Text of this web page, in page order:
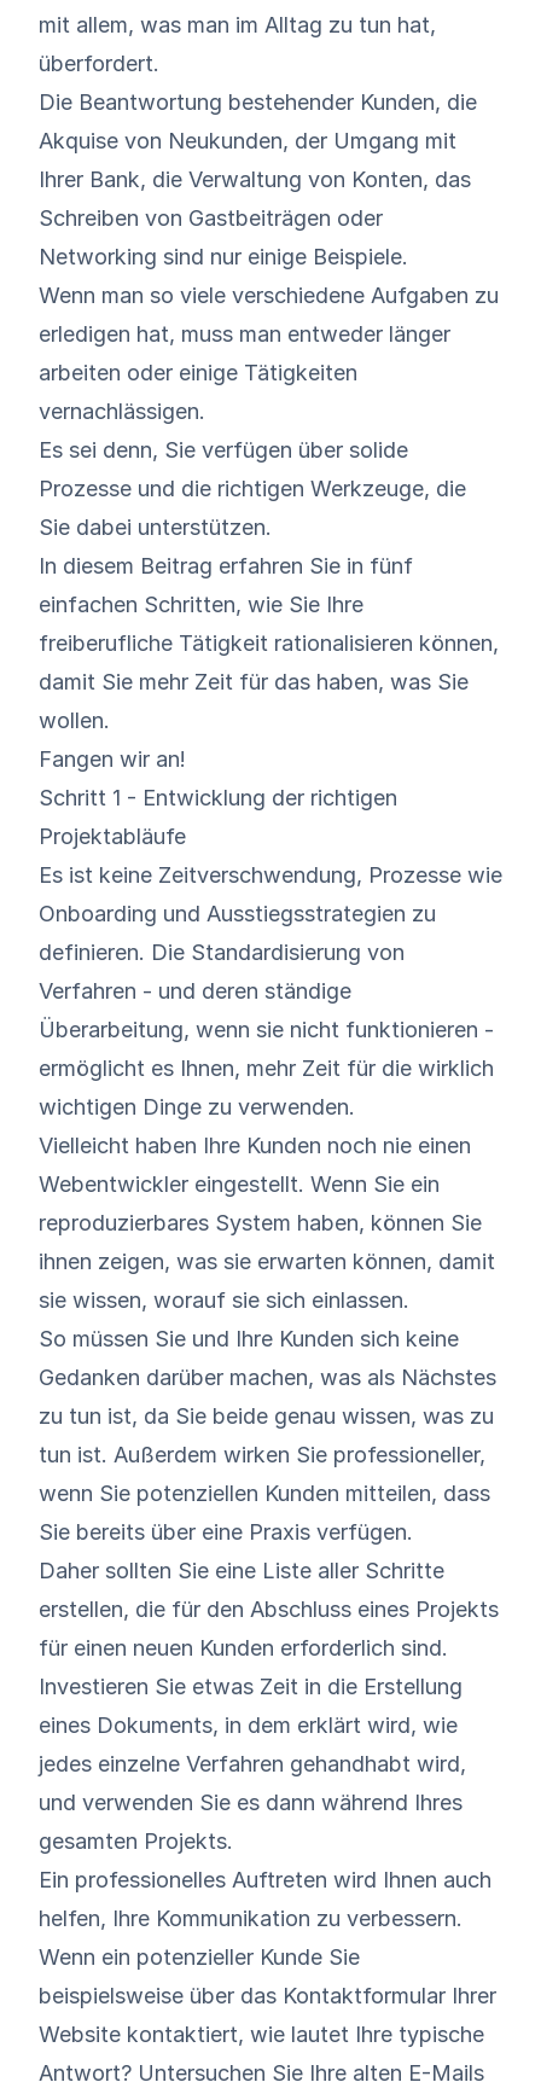
mit allem, was man im Alltag zu tun hat,
überfordert.
Die Beantwortung bestehender Kunden, die
Akquise von Neukunden, der Umgang mit
Ihrer Bank, die Verwaltung von Konten, das
Schreiben von Gastbeiträgen oder
Networking sind nur einige Beispiele.
Wenn man so viele verschiedene Aufgaben zu
erledigen hat, muss man entweder länger
arbeiten oder einige Tätigkeiten
vernachlässigen.
Es sei denn, Sie verfügen über solide
Prozesse und die richtigen Werkzeuge, die
Sie dabei unterstützen.
In diesem Beitrag erfahren Sie in fünf
einfachen Schritten, wie Sie Ihre
freiberufliche Tätigkeit rationalisieren können,
damit Sie mehr Zeit für das haben, was Sie
wollen.
Fangen wir an!
Schritt 1 - Entwicklung der richtigen
Projektabläufe
Es ist keine Zeitverschwendung, Prozesse wie
Onboarding und Ausstiegsstrategien zu
definieren. Die Standardisierung von
Verfahren - und deren ständige
Überarbeitung, wenn sie nicht funktionieren -
ermöglicht es Ihnen, mehr Zeit für die wirklich
wichtigen Dinge zu verwenden.
Vielleicht haben Ihre Kunden noch nie einen
Webentwickler eingestellt. Wenn Sie ein
reproduzierbares System haben, können Sie
ihnen zeigen, was sie erwarten können, damit
sie wissen, worauf sie sich einlassen.
So müssen Sie und Ihre Kunden sich keine
Gedanken darüber machen, was als Nächstes
zu tun ist, da Sie beide genau wissen, was zu
tun ist. Außerdem wirken Sie professioneller,
wenn Sie potenziellen Kunden mitteilen, dass
Sie bereits über eine Praxis verfügen.
Daher sollten Sie eine Liste aller Schritte
erstellen, die für den Abschluss eines Projekts
für einen neuen Kunden erforderlich sind.
Investieren Sie etwas Zeit in die Erstellung
eines Dokuments, in dem erklärt wird, wie
jedes einzelne Verfahren gehandhabt wird,
und verwenden Sie es dann während Ihres
gesamten Projekts.
Ein professionelles Auftreten wird Ihnen auch
helfen, Ihre Kommunikation zu verbessern.
Wenn ein potenzieller Kunde Sie
beispielsweise über das Kontaktformular Ihrer
Website kontaktiert, wie lautet Ihre typische
Antwort? Untersuchen Sie Ihre alten E-Mails